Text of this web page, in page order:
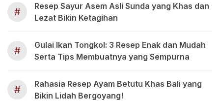
#
Resep Sayur Asem Asli Sunda yang Khas dan
Lezat Bikin Ketagihan
#
Gulai Ikan Tongkol: 3 Resep Enak dan Mudah
Serta Tips Membuatnya yang Sempurna
#
Rahasia Resep Ayam Betutu Khas Bali yang
Bikin Lidah Bergoyang!